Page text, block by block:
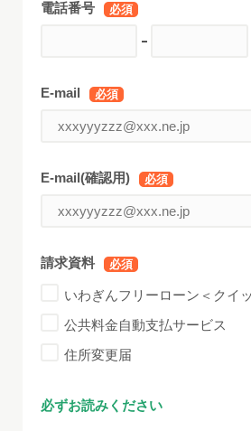
電話番号 必須
E-mail 必須
E-mail(確認用) 必須
請求資料 必須
いわぎんフリーローン＜クイ
公共料金自動支払サービス
住所変更届
必ずお読みください